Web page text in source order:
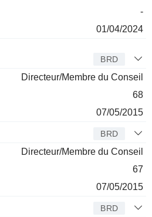
-
01/04/2024
BRD
Directeur/Membre du Conseil
68
07/05/2015
BRD
Directeur/Membre du Conseil
67
07/05/2015
BRD